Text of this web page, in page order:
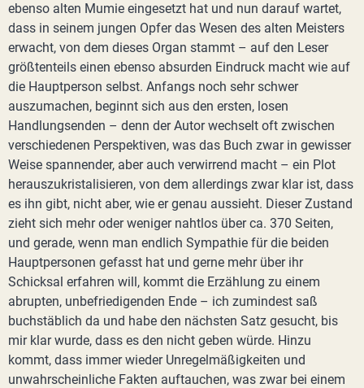
ebenso alten Mumie eingesetzt hat und nun darauf wartet,
dass in seinem jungen Opfer das Wesen des alten Meisters
erwacht, von dem dieses Organ stammt – auf den Leser
größtenteils einen ebenso absurden Eindruck macht wie auf
die Hauptperson selbst. Anfangs noch sehr schwer
auszumachen, beginnt sich aus den ersten, losen
Handlungsenden – denn der Autor wechselt oft zwischen
verschiedenen Perspektiven, was das Buch zwar in gewisser
Weise spannender, aber auch verwirrend macht – ein Plot
herauszukristalisieren, von dem allerdings zwar klar ist, dass
es ihn gibt, nicht aber, wie er genau aussieht. Dieser Zustand
zieht sich mehr oder weniger nahtlos über ca. 370 Seiten,
und gerade, wenn man endlich Sympathie für die beiden
Hauptpersonen gefasst hat und gerne mehr über ihr
Schicksal erfahren will, kommt die Erzählung zu einem
abrupten, unbefriedigenden Ende – ich zumindest saß
buchstäblich da und habe den nächsten Satz gesucht, bis
mir klar wurde, dass es den nicht geben würde. Hinzu
kommt, dass immer wieder Unregelmäßigkeiten und
unwahrscheinliche Fakten auftauchen, was zwar bei einem